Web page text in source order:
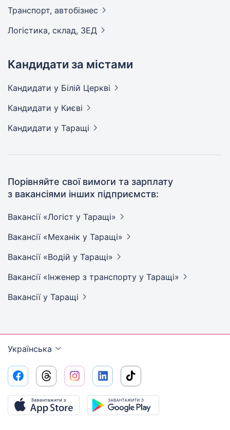
Транспорт, автобізнес
Логістика, склад, ЗЕД
Кандидати за містами
Кандидати у Білій Церкві
Кандидати у Києві
Кандидати у Таращі
Порівняйте свої вимоги та зарплату
з вакансіями інших підприємств:
Вакансії «Логіст у Таращі»
Вакансії «Механік у Таращі»
Вакансії «Водій у Таращі»
Вакансії «Інженер з транспорту у Таращі»
Вакансії у Таращі
Українська